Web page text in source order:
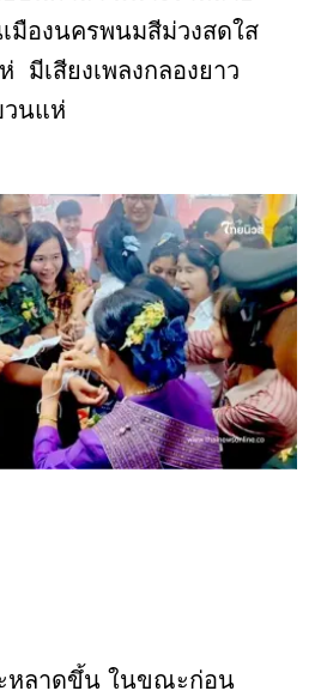
มืองนครพนมสีม่วงสดใส
มีเสียงเพลงกลองยาว
วนแห่
ะหลาดขึ้น ในขณะก่อน